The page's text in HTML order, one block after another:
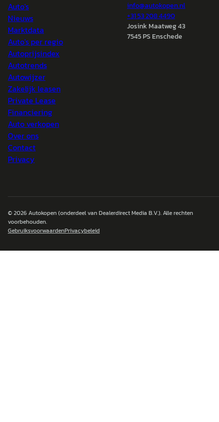
Auto's
Nieuws
Marktdata
Auto's per regio
Autoprijsindex
Autotrends
Autowijzer
Zakelijk leasen
Private Lease
Financiering
Auto verkopen
Over ons
Contact
Privacy
info@autokopen.nl
+31 53 208 4490
Josink Maatweg 43
7545 PS Enschede
© 2026Autokopen(onderdeel van Dealerdirect Media B.V.). Alle rechten
voorbehouden.
GebruiksvoorwaardenPrivacybeleid